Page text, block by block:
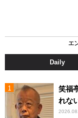
エ
Daily
笑福
れな